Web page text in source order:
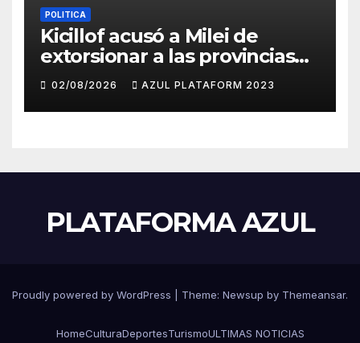
POLITICA
Kicillof acusó a Milei de
extorsionar a las provincias
para lograr su reelección
02/08/2026 AZUL PLATAFORM 2023
PLATAFORMA AZUL
Proudly powered by WordPress Theme: Newsup by Themeansar.
HomeCulturaDeportesTurismoULTIMAS NOTICIAS